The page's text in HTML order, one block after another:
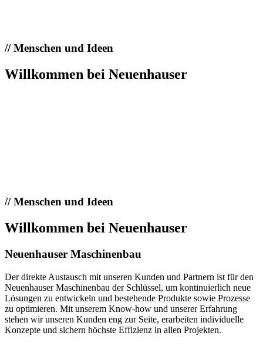
//Menschen und Ideen
Willkommen bei Neuenhauser
//Menschen und Ideen
Willkommen bei Neuenhauser
Neuenhauser Maschinenbau
Der direkte Austausch mit unseren Kunden und Partnern ist für den
Neuenhauser Maschinenbau der Schlüssel, um kontinuierlich neue
Lösungen zu entwickeln und bestehende Produkte sowie Prozesse
zu optimieren. Mit unserem Know-how und unserer Erfahrung
stehen wir unseren Kunden eng zur Seite, erarbeiten individuelle
Konzepte und sichern höchste Effizienz in allen Projekten.